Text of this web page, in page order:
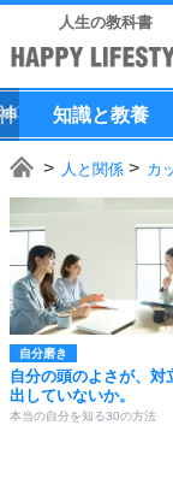
人生の教科書
知識と教養
人と関係 カ
自分磨き
自分の頭のよさが、対
出していないか。
本当の自分を知る30の方法